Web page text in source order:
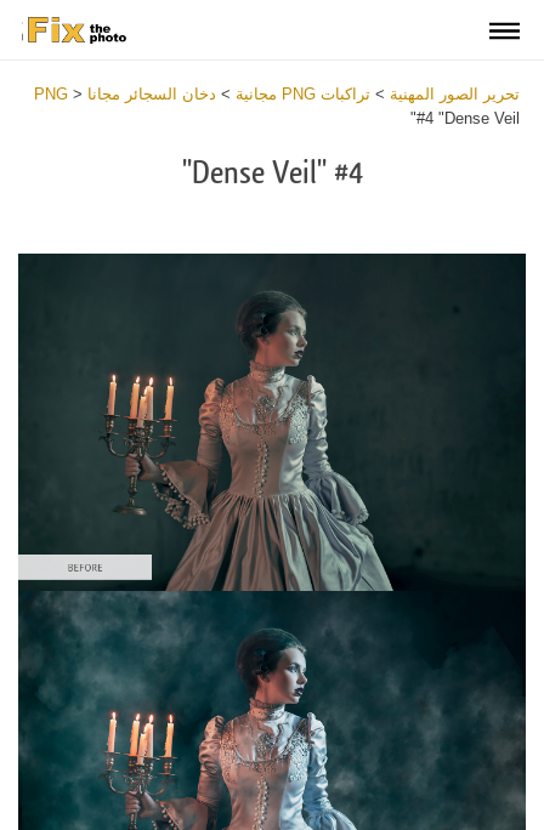
تحرير الصور المهنية > تراكبات PNG مجانية > دخان السجائر مجانا PNG >
#4 "Dense Veil"
#4 "Dense Veil"
رجاء اختر
Free PNG Overlay #4